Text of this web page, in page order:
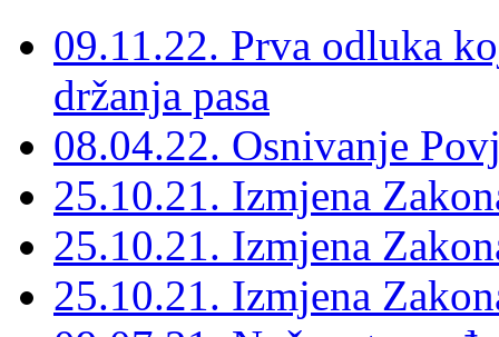
09.11.22. Prva odluka
držanja pasa
08.04.22. Osnivanje
25.10.21. Izmjena
25.10.21. Izmjena
25.10.21. Izmjena